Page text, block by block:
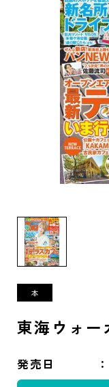
東海ウォー
発売日